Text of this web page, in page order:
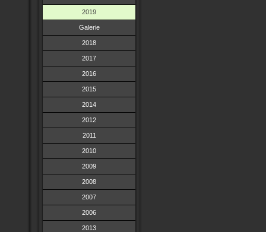
2019
Galerie
2018
2017
2016
2015
2014
2012
2011
2010
2009
2008
2007
2006
2013